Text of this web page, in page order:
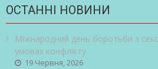
ОСТАННІ НОВИНИ
Міжнародний день боротьби з
умовах конфлікту
19 Червня, 2026